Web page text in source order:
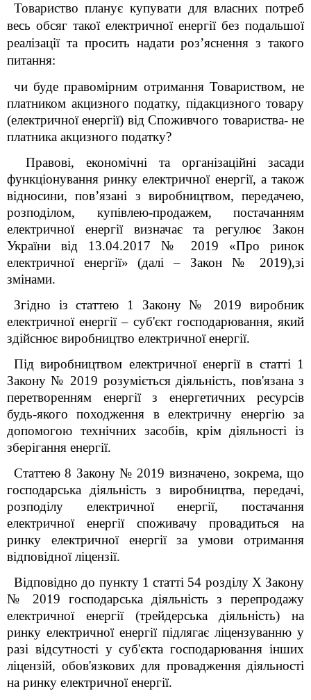
Товариство планує купувати для власних потреб
весь обсяг такої електричної енергії без подальшої
реалізації та просить надати роз’яснення з такого
питання:
чи буде правомірним отримання Товариством, не
платником акцизного податку, підакцизного товару
(електричної енергії) від Споживчого товариства- не
платника акцизного податку?
Правові, економічні та організаційні засади
функціонування ринку електричної енергії, а також
відносини, пов’язані з виробництвом, передачею,
розподілом, купівлею-продажем, постачанням
електричної енергії визначає та регулює Закон
України від 13.04.2017 № 2019 «Про ринок
електричної енергії» (далі – Закон № 2019),зі
змінами.
Згідно із статтею 1 Закону № 2019 виробник
електричної енергії – суб'єкт господарювання, який
здійснює виробництво електричної енергії.
Під виробництвом електричної енергії в статті 1
Закону № 2019 розуміється діяльність, пов'язана з
перетворенням енергії з енергетичних ресурсів
будь-якого походження в електричну енергію за
допомогою технічних засобів, крім діяльності із
зберігання енергії.
Статтею 8 Закону № 2019 визначено, зокрема, що
господарська діяльність з виробництва, передачі,
розподілу електричної енергії, постачання
електричної енергії споживачу провадиться на
ринку електричної енергії за умови отримання
відповідної ліцензії.
Відповідно до пункту 1 статті 54 розділу Х Закону
№ 2019 господарська діяльність з перепродажу
електричної енергії (трейдерська діяльність) на
ринку електричної енергії підлягає ліцензуванню у
разі відсутності у суб'єкта господарювання інших
ліцензій, обов'язкових для провадження діяльності
на ринку електричної енергії.